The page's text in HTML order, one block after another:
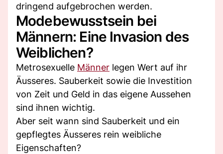
dringend aufgebrochen werden.
Modebewusstsein bei
Männern: Eine Invasion des
Weiblichen?
Metrosexuelle Männer legen Wert auf ihr
Äusseres. Sauberkeit sowie die Investition
von Zeit und Geld in das eigene Aussehen
sind ihnen wichtig.
Aber seit wann sind Sauberkeit und ein
gepflegtes Äusseres rein weibliche
Eigenschaften?